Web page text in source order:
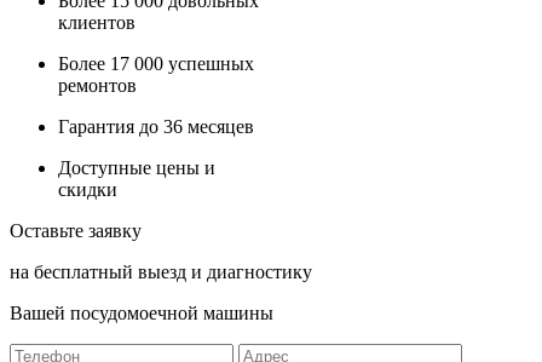
клиентов
Более 17 000 успешных
ремонтов
Гарантия до 36 месяцев
Доступные цены и
скидки
Оставьте заявку
на бесплатный выезд и диагностику
Вашей посудомоечной машины